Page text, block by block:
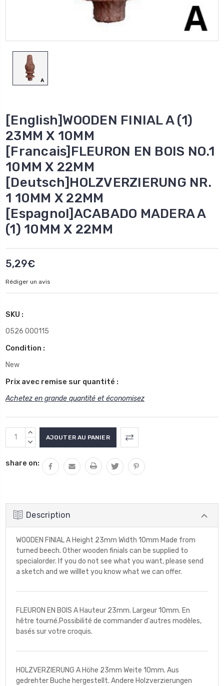
[English]WOODEN FINIAL A (1)
23MM X 10MM
[Francais]FLEURON EN BOIS NO.1
10MM X 22MM
[Deutsch]HOLZVERZIERUNG NR.
1 10MM X 22MM
[Espagnol]ACABADO MADERA A
(1) 10MM X 22MM
5,29€
Rédiger un avis
SKU :
0526 000115
Condition :
New
Prix avec remise sur quantité :
Achetez en grande quantité et économisez
Stock
actuel
AUGMENTER
LA
:
DIMINUER
QUANTITÉ
share on:
Description
WOODEN FINIAL A Height 23mm Width 10mm Made from
turned beech. Other wooden finials can be supplied to
specialorder. If you do not see what you want, please send
a sketch and we willlet you know what we can offer.
FLEURON EN BOIS A Hauteur 23mm. Largeur 10mm. En
hêtre tourné.Possibilité de commander d'autres modèles,
basés sur votre croquis.
HOLZVERZIERUNG A Höhe 23mm Weite 10mm. Aus
gedrehter Buche hergestellt. Andere Holzverzierungen